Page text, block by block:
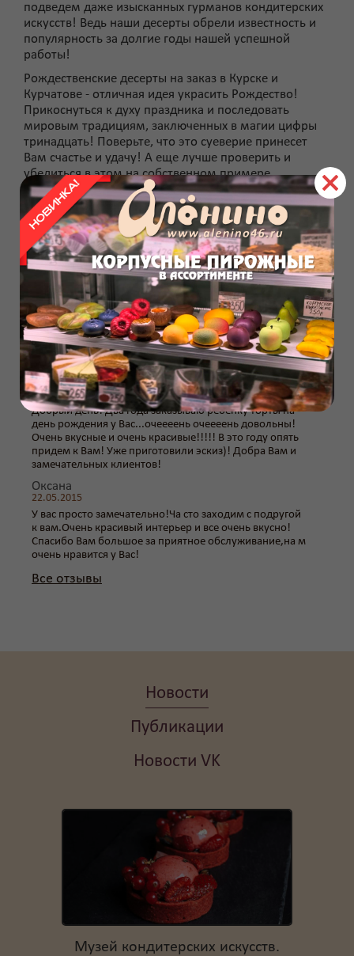
Доставка
временно не
осуществляется.
Доступен толькосамовывоз
Отзывы
Татьяна
04.10.2016
Добрый день! Два года заказываю ребенку торты на
день рождения у Вас...очеееень очеееень довольны!
Очень вкусные и очень красивые!!!!! В это году опять
придем к Вам! Уже приготовили эскиз)! Добра Вам и
замечательных клиентов!
Оксана
22.05.2015
У вас просто замечательно!Ча сто заходим с подругой
к вам.Очень красивый интерьер и все очень вкусно!
Спасибо Вам большое за приятное обслуживание,на м
очень нравится у Вас!
Все отзывы
подведем даже изысканных гурманов кондитерских
искусств! Ведь наши десерты обрели известность и
популярность за долгие годы нашей успешной
работы!
Рождественские десерты на заказ в Курске и
Курчатове - отличная идея украсить Рождество!
Прикоснуться к духу праздника и последовать
мировым традициям, заключенных в магии цифры
тринадцать! Поверьте, что это суеверие принесет
Вам счастье и удачу! А еще лучше проверить и
убедиться в этом на собственном примере
Новости
Публикации
Новости VK
Музей кондитерских искусств.